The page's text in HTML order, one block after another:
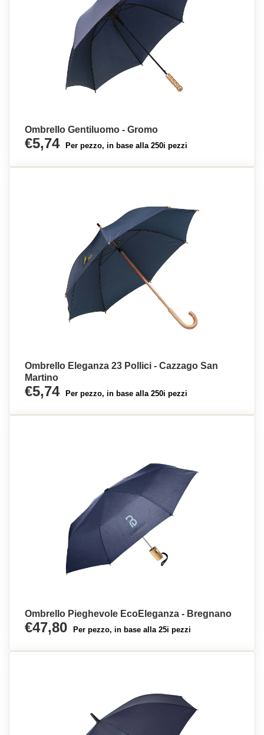
Ombrello Gentiluomo - Gromo
€5,74 Per pezzo, in base alla 250i pezzi
Ombrello Eleganza 23 Pollici - Cazzago San
Martino
€5,74 Per pezzo, in base alla 250i pezzi
Ombrello Pieghevole EcoEleganza - Bregnano
€47,80 Per pezzo, in base alla 25i pezzi